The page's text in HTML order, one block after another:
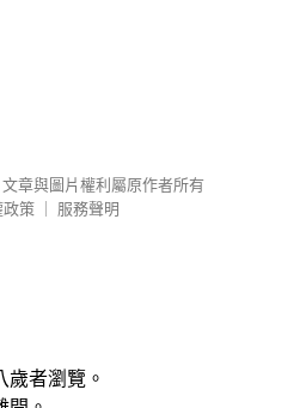
文章與圖片權利屬原作者所有
政策
服務聲明
歲者瀏覽。